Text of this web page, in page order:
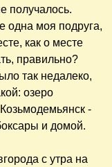
получалось.
одна моя подруга,
как о месте
правильно?
так недалеко,
озеро
-
и домой.
с утра на